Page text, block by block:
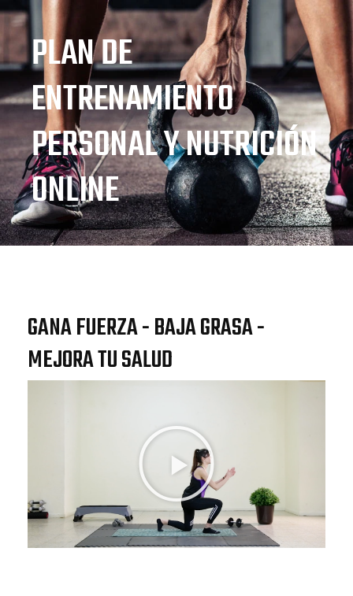
PLAN DE
ENTRENAMIENTO
PERSONAL Y NUTRICIÓN
ONLINE
GANA FUERZA - BAJA GRASA -
MEJORA TU SALUD